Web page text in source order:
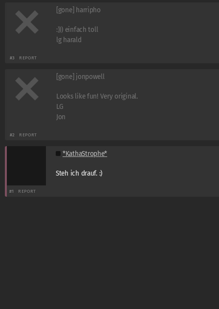
[gone] harripho
:))) einfach toll
lg harald
#3 REPORT
[gone] jonpowell
Looks like fun! Very original.
LG
Jon
#2 REPORT
*KathaStrophe*
Steh ich drauf. :)
#1 REPORT